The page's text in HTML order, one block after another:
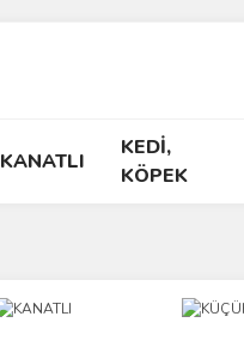
KANATLI
KEDİ,
KÖPEK